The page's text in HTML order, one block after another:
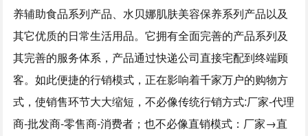
养辅助食品系列产品、水贝娜肌肤美容保养系列产品以及
其它优质的日常生活用品。它拥有全面完善的产品系列及
其完善的服务体系，产品通过快递公司直接宅配到终端顾
客。如此便捷的行销模式，正在影响着千家万户的购物方
式，使销售环节大大缩短，不必像传统行销方式:厂家-代理
商-批发商-零售商-消费者；也不必像直销模式：厂家→直